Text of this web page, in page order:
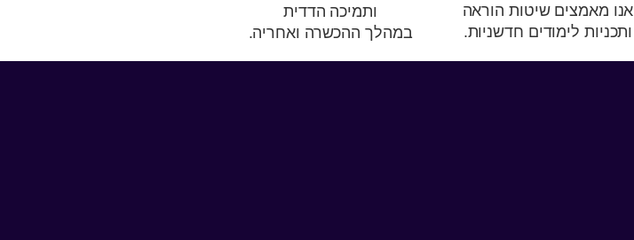
אנו מאמצים שיטות הוראה
ותכניות לימודים חדשניות.
ותמיכה הדדית
במהלך ההכשרה ואחריה.